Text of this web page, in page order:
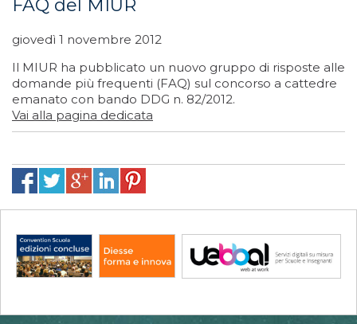
FAQ del MIUR
giovedì 1 novembre 2012
Il MIUR ha pubblicato un nuovo gruppo di risposte alle
domande più frequenti (FAQ) sul concorso a cattedre
emanato con bando DDG n. 82/2012.
Vai alla pagina dedicata